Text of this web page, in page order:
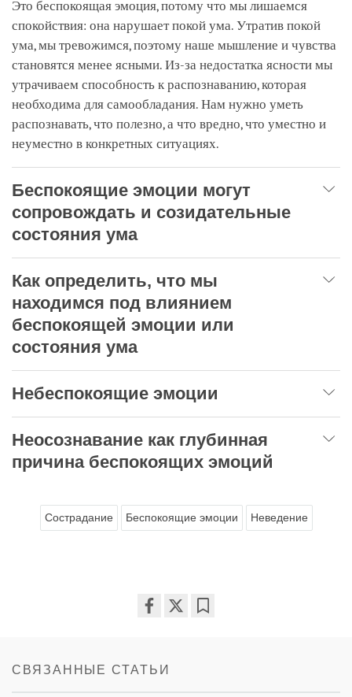
Это беспокоящая эмоция, потому что мы лишаемся
спокойствия: она нарушает покой ума. Утратив покой
ума, мы тревожимся, поэтому наше мышление и чувства
становятся менее ясными. Из-за недостатка ясности мы
утрачиваем способность к распознаванию, которая
необходима для самообладания. Нам нужно уметь
распознавать, что полезно, а что вредно, что уместно и
неуместно в конкретных ситуациях.
Беспокоящие эмоции могут
сопровождать и созидательные
состояния ума
Как определить, что мы
находимся под влиянием
беспокоящей эмоции или
состояния ума
Небеспокоящие эмоции
Неосознавание как глубинная
причина беспокоящих эмоций
Сострадание Беспокоящие эмоции Неведение
СВЯЗАННЫЕ СТАТЬИ